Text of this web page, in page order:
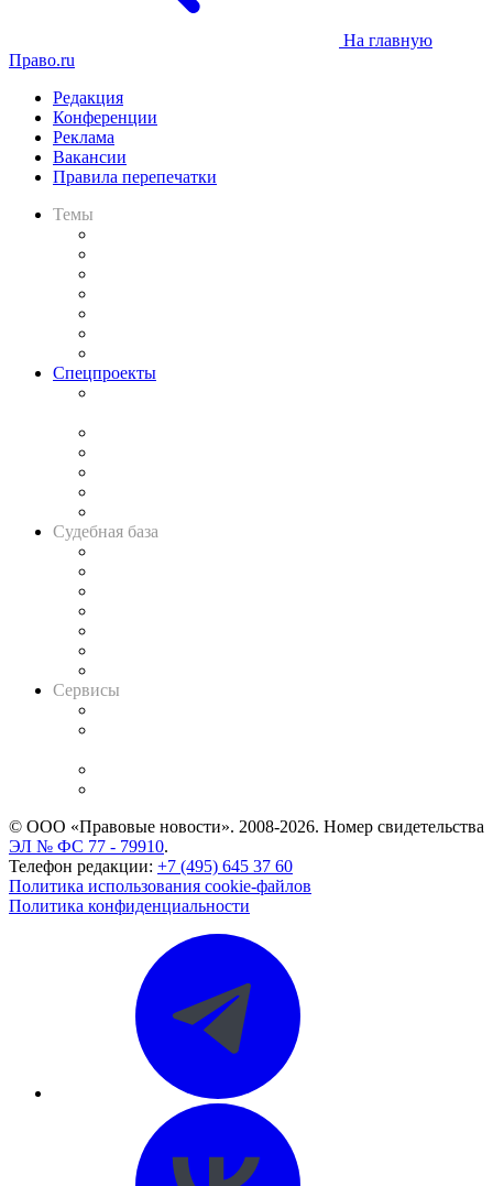
На главную
Право.ru
Редакция
Конференции
Реклама
Вакансии
Правила перепечатки
Темы
Спецпроекты
Судебная база
Сервисы
© ООО «Правовые новости». 2008-2026. Номер свидетельства
ЭЛ № ФС 77 - 79910.
Телефон редакции: +7 (495) 645 37 60
Политика использования cookie-файлов
Политика конфиденциальности